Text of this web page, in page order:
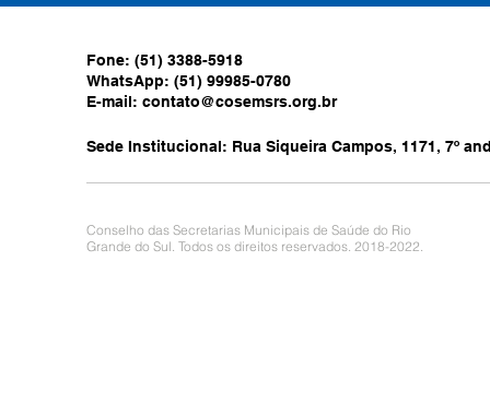
Fone: (51) 3388-5918
WhatsApp: (51) 99985-0780
E-mail: contato@cosemsrs.org.br
Sede Institucional: Rua Siqueira Campos, 1171, 7º
Conselho das Secretarias Municipais de Saúde do Rio
Grande do Sul. Todos os direitos reservados. 2018-2022.